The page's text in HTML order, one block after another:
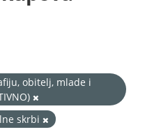
obitelj, mlade i
skrbi